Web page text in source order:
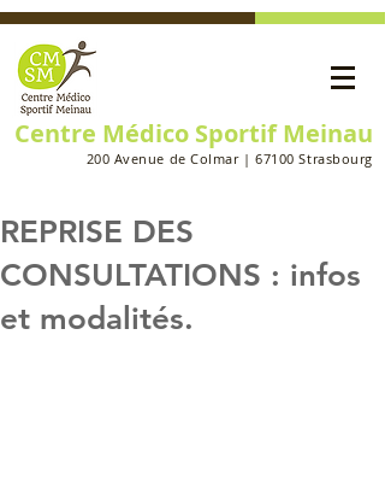
Centre Médico Sportif Meinau
200 Avenue de Colmar | 67100 Strasbourg
REPRISE DES
CONSULTATIONS : infos
et modalités.